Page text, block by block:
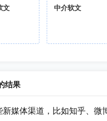
文 中介软文
结果
媒体渠道，比如知乎、微